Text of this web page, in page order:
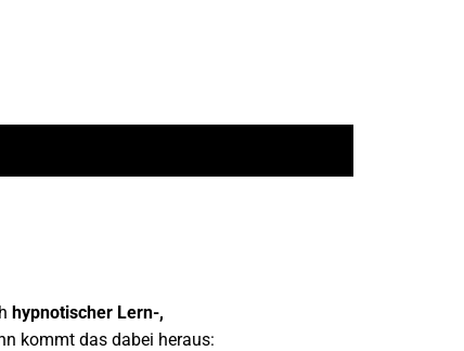
hypnotischer Lern-,
kommt das dabei heraus: